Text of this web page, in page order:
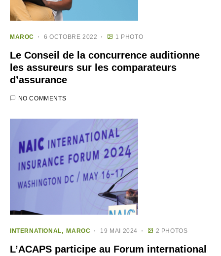
MAROC 6 OCTOBRE 2022 1 PHOTO
Le Conseil de la concurrence auditionne
les assureurs sur les comparateurs
d’assurance
NO COMMENTS
INTERNATIONAL MAROC 19 MAI 2024 2 PHOTOS
L’ACAPS participe au Forum international